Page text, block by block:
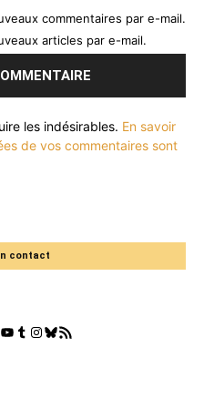
commentaires par e-mail.
articles par e-mail.
les indésirables. En savoir
de vos commentaires sont
contact
YouTube
Tumblr
Instagram
Bluesky
GestGame